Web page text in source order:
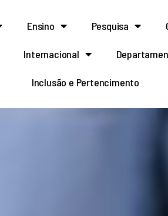
Ensino Pesquisa
Internacional
Inclusão e Pertencimento